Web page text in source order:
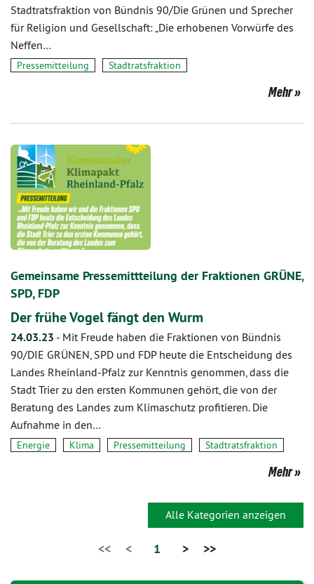
Stadtratsfraktion von Bündnis 90/Die Grünen und Sprecher
für Religion und Gesellschaft: „Die erhobenen Vorwürfe des
Neffen…
Pressemitteilung Stadtratsfraktion
Mehr
Gemeinsame Pressemittteilung der Fraktionen GRÜNE,
SPD, FDP
Der frühe Vogel fängt den Wurm
24.03.23 - Mit Freude haben die Fraktionen von Bündnis
90/DIE GRÜNEN, SPD und FDP heute die Entscheidung des
Landes Rheinland-Pfalz zur Kenntnis genommen, dass die
Stadt Trier zu den ersten Kommunen gehört, die von der
Beratung des Landes zum Klimaschutz profitieren. Die
Aufnahme in den…
Energie Klima Pressemitteilung Stadtratsfraktion
Mehr
Alle Kategorien anzeigen
<< < 1 > >>